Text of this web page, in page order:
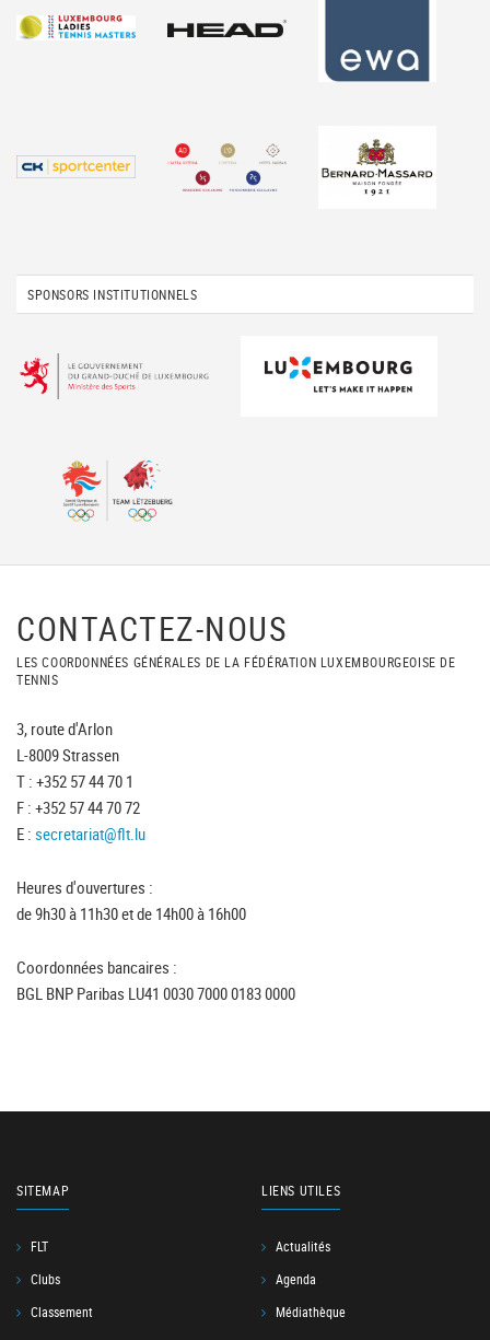
SPONSORS INSTITUTIONNELS
CONTACTEZ-NOUS
LES COORDONNÉES GÉNÉRALES DE LA FÉDÉRATION LUXEMBOURGEOISE DE
TENNIS
3, route d'Arlon
L-8009 Strassen
T : +352 57 44 70 1
F : +352 57 44 70 72
E : secretariat@flt.lu
Heures d'ouvertures :
de 9h30 à 11h30 et de 14h00 à 16h00
Coordonnées bancaires :
BGL BNP Paribas LU41 0030 7000 0183 0000
SITEMAP
FLT
Clubs
Classement
LIENS UTILES
Actualités
Agenda
Médiathèque